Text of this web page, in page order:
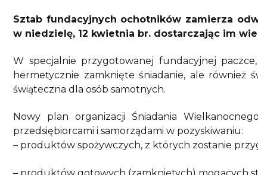
Sztab fundacyjnych ochotników zamierza
w niedzielę, 12 kwietnia br. dostarczając im
W specjalnie przygotowanej fundacyjnej
hermetycznie zamknięte śniadanie, ale również
świąteczna dla osób samotnych.
Nowy plan organizacji Śniadania
przedsiębiorcami i samorządami w pozyskiwaniu:
– produktów spożywczych, z których zostanie